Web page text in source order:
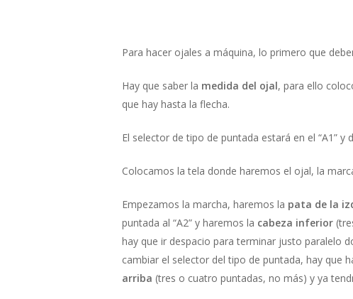
Para hacer ojales a máquina, lo primero que
Hay que saber la medida del ojal, para ello
que hay hasta la flecha.
El selector de tipo de puntada estará en el “A1” y
Colocamos la tela donde haremos el ojal, la
Empezamos la marcha, haremos la pata de la
puntada al “A2” y haremos la cabeza inferior
hay que ir despacio para terminar justo paralelo
cambiar el selector del tipo de puntada, hay que
arriba (tres o cuatro puntadas, no más) y ya